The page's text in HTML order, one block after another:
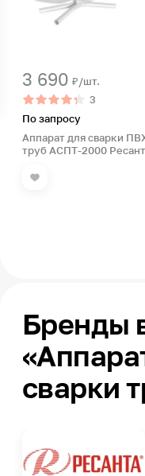
3 690 ₽/шт.
3
По запросу
Аппарат для сварки
труб АСПТ-2000
Бренды
сварки